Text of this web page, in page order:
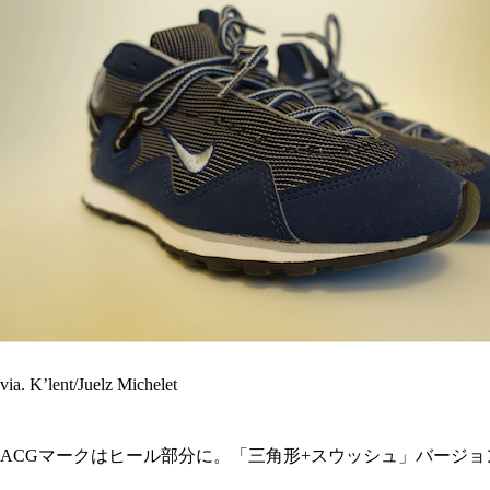
via. K’lent/Juelz Michelet
ACGマークはヒール部分に。「三角形+スウッシュ」バージ